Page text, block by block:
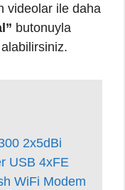
videolar ile daha
butonuyla
2x5dBi
USB 4xFE
WiFi Modem